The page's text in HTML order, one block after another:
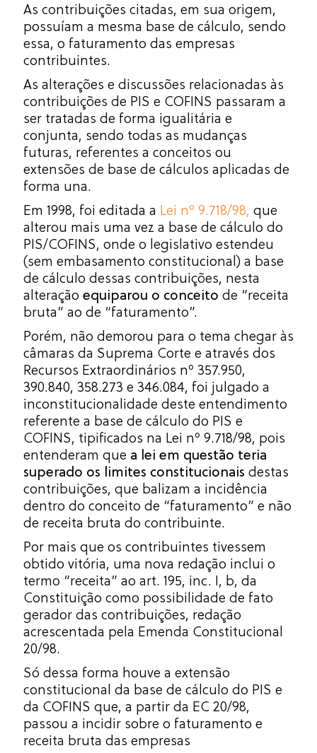
As contribuições citadas, em sua origem,
possuíam a mesma base de cálculo, sendo
essa, o faturamento das empresas
contribuintes.
As alterações e discussões relacionadas às
contribuições de PIS e COFINS passaram a
ser tratadas de forma igualitária e
conjunta, sendo todas as mudanças
futuras, referentes a conceitos ou
extensões de base de cálculos aplicadas de
forma una.
Em 1998, foi editada a Lei nº 9.718/98, que
alterou mais uma vez a base de cálculo do
PIS/COFINS, onde o legislativo estendeu
(sem embasamento constitucional) a base
de cálculo dessas contribuições, nesta
alteração equiparou o conceito de “receita
bruta” ao de “faturamento”.
Porém, não demorou para o tema chegar às
câmaras da Suprema Corte e através dos
Recursos Extraordinários nº 357.950,
390.840, 358.273 e 346.084, foi julgado a
inconstitucionalidade deste entendimento
referente a base de cálculo do PIS e
COFINS, tipificados na Lei nº 9.718/98, pois
entenderam que a lei em questão teria
superado os limites constitucionais destas
contribuições, que balizam a incidência
dentro do conceito de “faturamento” e não
de receita bruta do contribuinte.
Por mais que os contribuintes tivessem
obtido vitória, uma nova redação inclui o
termo “receita” ao art. 195, inc. I, b, da
Constituição como possibilidade de fato
gerador das contribuições, redação
acrescentada pela Emenda Constitucional
20/98.
Só dessa forma houve a extensão
constitucional da base de cálculo do PIS e
da COFINS que, a partir da EC 20/98,
passou a incidir sobre o faturamento e
receita bruta das empresas